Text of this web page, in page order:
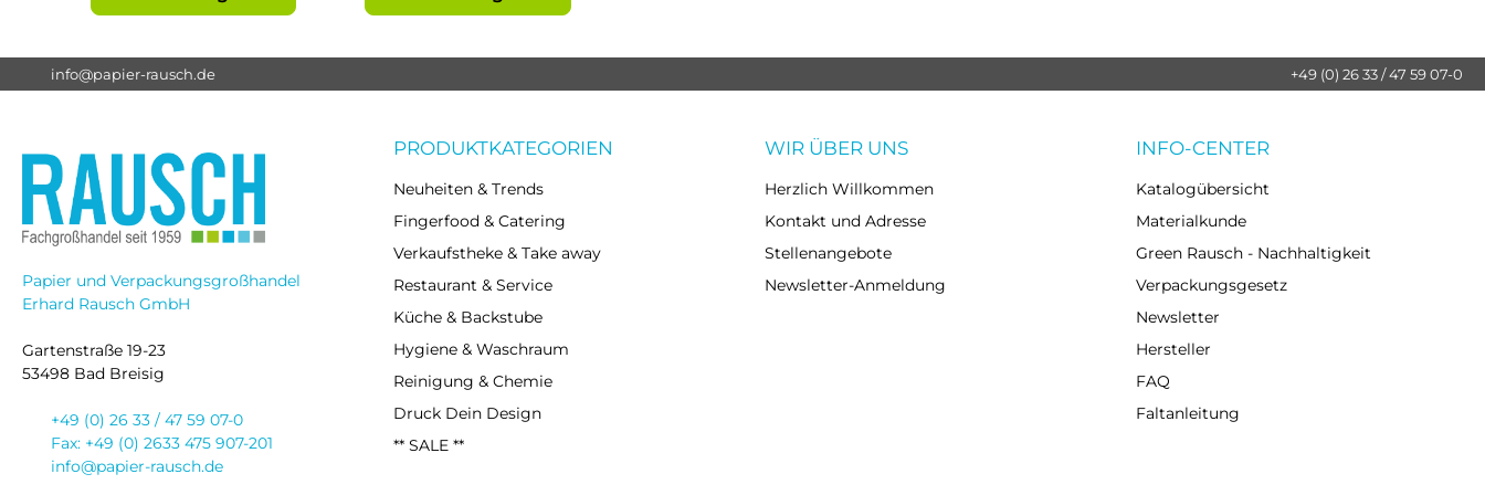
info@papier-rausch.de +49 (0) 26 33 / 47 59 07-0
Papier und Verpackungsgroßhandel
Erhard Rausch GmbH
Gartenstraße 19-23
53498 Bad Breisig
+49 (0) 26 33 / 47 59 07-0
Fax: +49 (0) 2633 475 907-201
info@papier-rausch.de
PRODUKTKATEGORIEN
Neuheiten & Trends
Fingerfood & Catering
Verkaufstheke & Take away
Restaurant & Service
Küche & Backstube
Hygiene & Waschraum
Reinigung & Chemie
Druck Dein Design
** SALE **
WIR ÜBER UNS
Herzlich Willkommen
Kontakt und Adresse
Stellenangebote
Newsletter-Anmeldung
INFO-CENTER
Katalogübersicht
Materialkunde
Green Rausch - Nachhaltigkeit
Verpackungsgesetz
Newsletter
Hersteller
FAQ
Faltanleitung